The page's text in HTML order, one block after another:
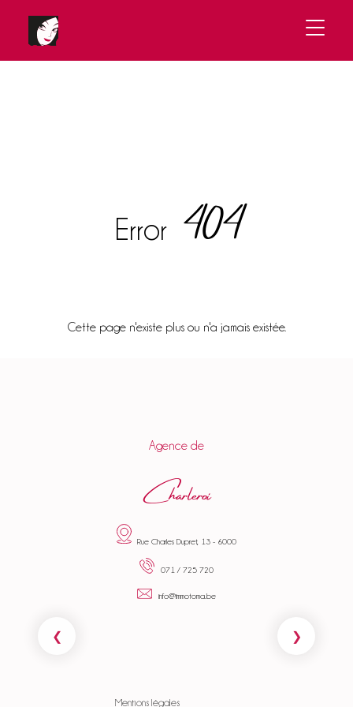
Error404
Cette page n'existe plus ou n'a jamais existée.
Agence de
Charleroi
Rue Charles Dupret, 13 - 6000
071 / 725 720
info@immotoma.be
Mentions légales